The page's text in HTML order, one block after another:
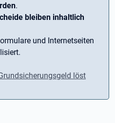
.
bleiben inhaltlich
und Internetseiten
löst